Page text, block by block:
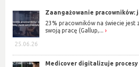
25.06.26
Zaangażowanie pracowników:
23% pracowników na świecie jest
swoją pracę (Gallup,...
Medicover digitalizuje procesy